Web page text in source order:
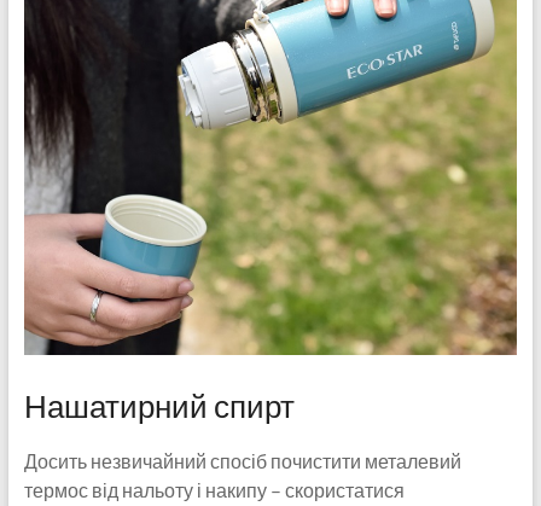
Нашатирний спирт
Досить незвичайний спосіб почистити металевий
термос від нальоту і накипу – скористатися